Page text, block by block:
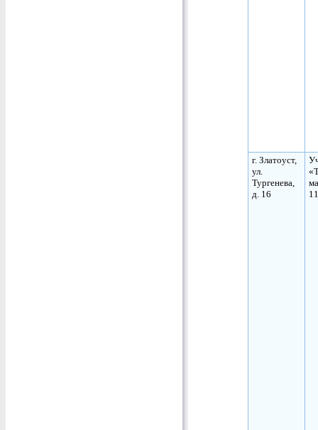
г. Златоуст,
ул.
Тургенева,
д. 16